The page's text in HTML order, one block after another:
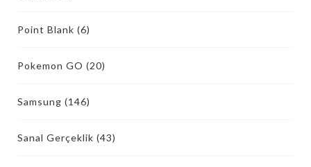
Point Blank (6)
Pokemon GO (20)
Samsung (146)
Sanal Gerçeklik (43)